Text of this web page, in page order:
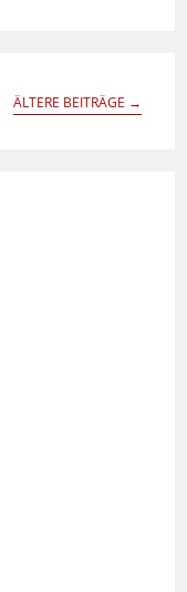
ÄLTERE BEITRÄGE →